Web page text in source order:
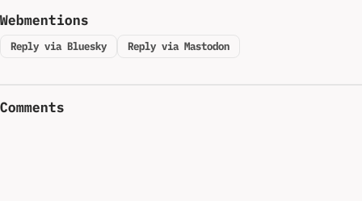
Webmentions
Reply via Bluesky Reply via Mastodon
Comments